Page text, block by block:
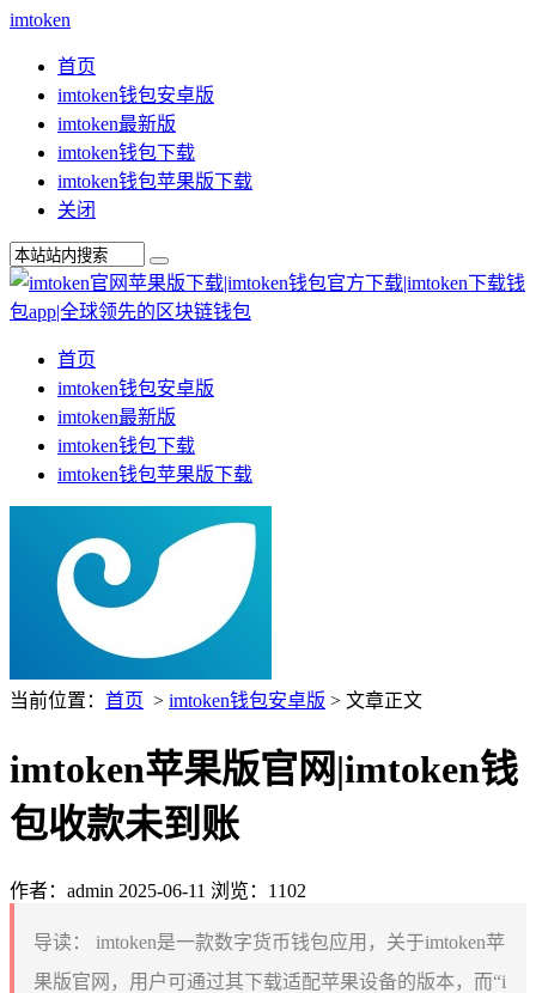
imtoken
首页
imtoken钱包安卓版
imtoken最新版
imtoken钱包下载
imtoken钱包苹果版下载
关闭
首页
imtoken钱包安卓版
imtoken最新版
imtoken钱包下载
imtoken钱包苹果版下载
当前位置： 首页 > imtoken钱包安卓版 > 文章正文
imtoken苹果版官网|imtoken钱
包收款未到账
作者：admin 2025-06-11 浏览：1102
导读：
imtoken是一款数字货币钱包应用，关于imtoken苹
果版官网，用户可通过其下载适配苹果设备的版本，而“i